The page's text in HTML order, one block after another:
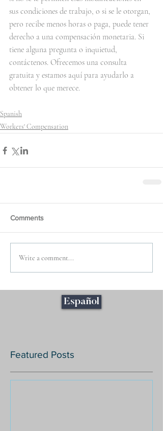
sus condiciones de trabajo, o si se le otorgan,
pero recibe menos horas o paga, puede tener
derecho a una compensación monetaria. Si
tiene alguna pregunta o inquietud,
contáctenos. Ofrecemos una consulta
gratuita y estamos aquí para ayudarlo a
obtener lo que merece.
Spanish
Workers' Compensation
Comments
Write a comment...
Español
Featured Posts